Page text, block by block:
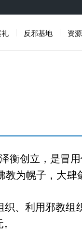
反邪基地 资
衡创立，是冒用
教为幌子，大肆
、利用邪教